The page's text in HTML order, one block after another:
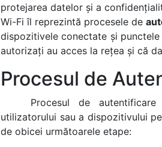
protejarea datelor și a
Wi-Fi îl reprezintă procesele de
dispozitivele conectate și
autorizați au acces la rețea și că
Procesul de
Procesul de
utilizatorului sau a dispozitivului
de obicei următoarele etape: